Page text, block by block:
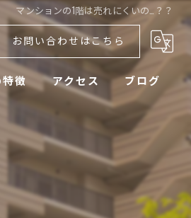
マンションの1階は売れにくいの…？？
お問い合わせはこちら
徴 アクセス ブログ